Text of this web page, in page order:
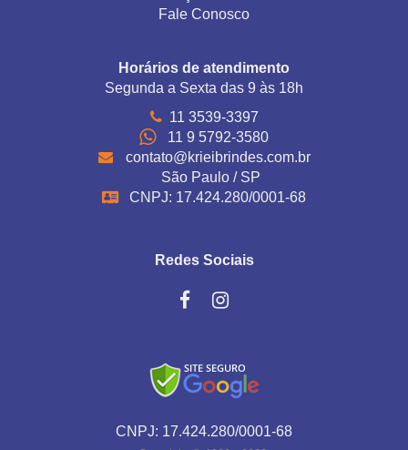
Fale Conosco
Horários de atendimento
Segunda a Sexta das 9 às 18h
11 3539-3397
11 9 5792-3580
contato@krieibrindes.com.br
São Paulo / SP
CNPJ: 17.424.280/0001-68
Redes Sociais
CNPJ: 17.424.280/0001-68